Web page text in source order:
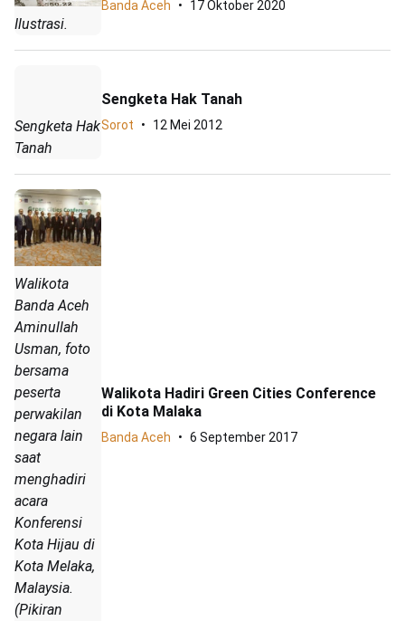
Ilustrasi.
Banda Aceh 17 Oktober 2020
Sengketa Hak
Tanah
Sengketa Hak Tanah
Sorot 12 Mei 2012
Walikota
Banda Aceh
Aminullah
Usman, foto
bersama
peserta
perwakilan
negara lain
saat
menghadiri
acara
Konferensi
Kota Hijau di
Kota Melaka,
Malaysia.
(Pikiran
Walikota Hadiri Green Cities Conference
di Kota Malaka
Banda Aceh 6 September 2017